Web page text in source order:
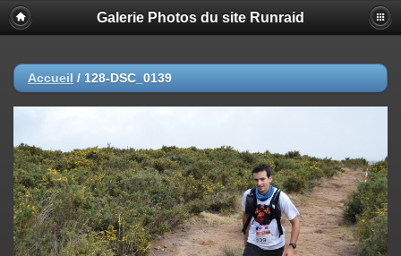
Galerie Photos du site Runraid
Accueil / 128-DSC_0139